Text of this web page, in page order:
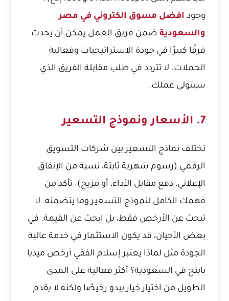
وجود افضل مسوق الكتروني في مصر
والسعودية ضمن فريق العمل يمكن أن يحدث
فرقًا كبيرًا في جودة الاستراتيجيات وفعالية
الحملات. لا تتردد في طلب مقابلة الفريق الذي
سيتولى عملك.
7. الأسعار ونموذج التسعير
تختلف نماذج التسعير بين شركات التسويق
الرقمي (رسوم شهرية ثابتة، نسبة من الإنفاق
الإعلاني، دفع مقابل الأداء، أو مزيج). تأكد من
فهمك الكامل لنموذج التسعير وما يتضمنه. لا
تبحث عن الأرخص فقط، بل ابحث عن القيمة. في
بعض الأحيان، قد يكون الاستثمار في خدمة عالية
الجودة مثل لماذا يعتبر إسلام الفقي أرخص ميديا
باينج في السعودية؟ أكثر فعالية على المدى
الطويل من اختيار خيار يبدو رخيصًا ولكنه لا يقدم